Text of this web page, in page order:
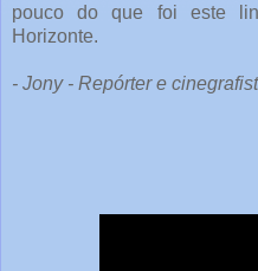
pouco do que foi este
Horizonte.
- Jony - Repórter e